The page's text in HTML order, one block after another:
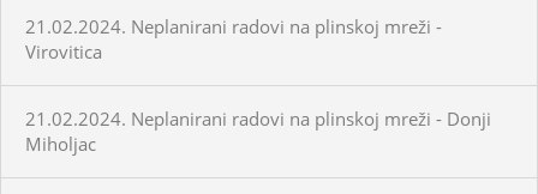
21.02.2024. Neplanirani radovi na plinskoj mreži -
Virovitica
21.02.2024. Neplanirani radovi na plinskoj mreži - Donji
Miholjac